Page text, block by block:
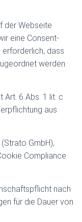
der Webseite
eine Consent-
dass
werden
Art. 6 Abs. 1 lit. c
aus
GmbH);
Compliance
nach
für die Dauer von